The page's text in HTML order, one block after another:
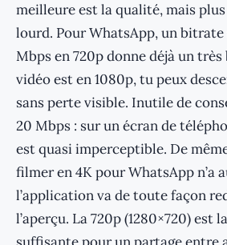
meilleure est la qualité, mais
lourd. Pour WhatsApp, un bitrate
Mbps en 720p donne déjà un
vidéo est en 1080p, tu peux
sans perte visible. Inutile de
20 Mbps : sur un écran de
est quasi imperceptible. De
filmer en 4K pour WhatsApp n’a
l’application va de toute façon
l’aperçu. La 720p (1280×720) est